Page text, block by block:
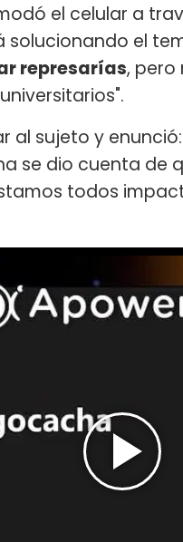
el celular a
solucionando el
represarías, pero
al sujeto y
se dio cuenta de
todos